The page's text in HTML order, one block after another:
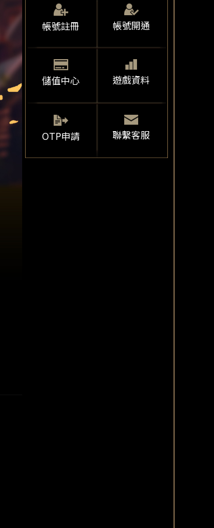
帳號註冊 帳號開通
儲值中心 遊戲資料
OTP申請 聯繫客服